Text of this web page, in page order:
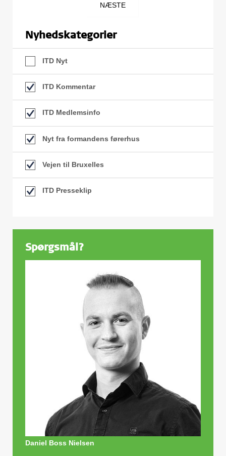
NÆSTE
Nyhedskategorier
ITD Nyt
ITD Kommentar
ITD Medlemsinfo
Nyt fra formandens førerhus
Vejen til Bruxelles
ITD Presseklip
Spørgsmål?
Daniel Boss Nielsen